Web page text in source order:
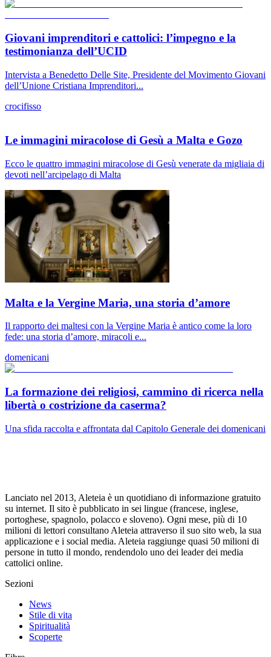
Giovani imprenditori e cattolici: l’impegno e la
testimonianza dell’UCID
Intervista a Benedetto Delle Site, Presidente del Movimento Giovani
dell’Unione Cristiana Imprenditori...
crocifisso
Le immagini miracolose di Gesù a Malta e Gozo
Ecco le quattro immagini miracolose di Gesù venerate da migliaia di
devoti nell’arcipelago di Malta
Malta e la Vergine Maria, una storia d’amore
Il rapporto dei maltesi con la Vergine Maria è antico come la loro
fede: una storia d’amore, miracoli e...
domenicani
La formazione dei religiosi, cammino di ricerca nella
libertà o costrizione da caserma?
Una sfida raccolta e affrontata dal Capitolo Generale dei domenicani
Lanciato nel 2013, Aleteia è un quotidiano di informazione gratuito
su internet. Il sito è pubblicato in sei lingue (francese, inglese,
portoghese, spagnolo, polacco e sloveno). Ogni mese, più di 10
milioni di lettori consultano Aleteia attraverso il suo sito web, la sua
applicazione e i social media. Aleteia raggiunge quasi 50 milioni di
persone in tutto il mondo, rendendolo uno dei leader dei media
cattolici online.
Sezioni
News
Stile di vita
Spiritualità
Scoperte